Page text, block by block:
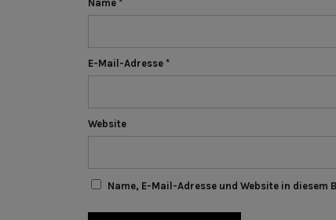
Name *
E-Mail-Adresse *
Website
Name, E-Mail-Adresse und Website in